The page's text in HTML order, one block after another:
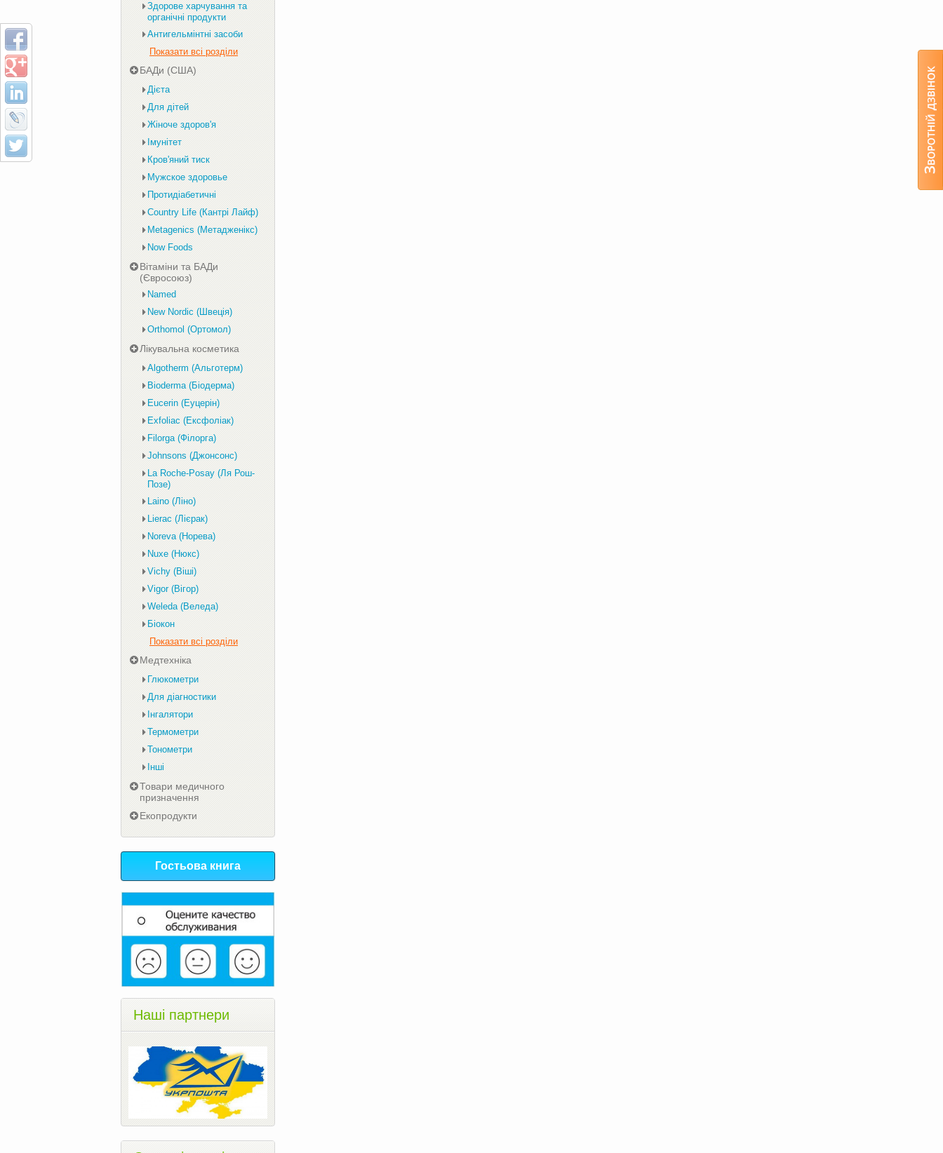
Здорове харчування та
органічні продукти
Антигельмінтні засоби
Показати всі розділи
БАДи (США)
Дієта
Для дітей
Жіноче здоров'я
Імунітет
Кров'яний тиск
Мужское здоровье
Протидіабетичні
Country Life (Кантрі Лайф)
Metagenics (Метадженікс)
Now Foods
Вітаміни та БАДи
(Євросоюз)
Named
New Nordic (Швеція)
Orthomol (Ортомол)
Лікувальна косметика
Algotherm (Альготерм)
Bioderma (Біодерма)
Eucerin (Еуцерін)
Exfoliac (Ексфоліак)
Filorga (Філорга)
Johnsons (Джонсонс)
La Roche-Posay (Ля Рош-
Позе)
Laino (Ліно)
Lierac (Лієрак)
Noreva (Норева)
Nuxe (Нюкс)
Vichy (Віші)
Vigor (Вігор)
Weleda (Веледа)
Біокон
Показати всі розділи
Медтехніка
Глюкометри
Для діагностики
Інгалятори
Термометри
Тонометри
Інші
Товари медичного
призначення
Екопродукти
Гостьова книга
Наші партнери